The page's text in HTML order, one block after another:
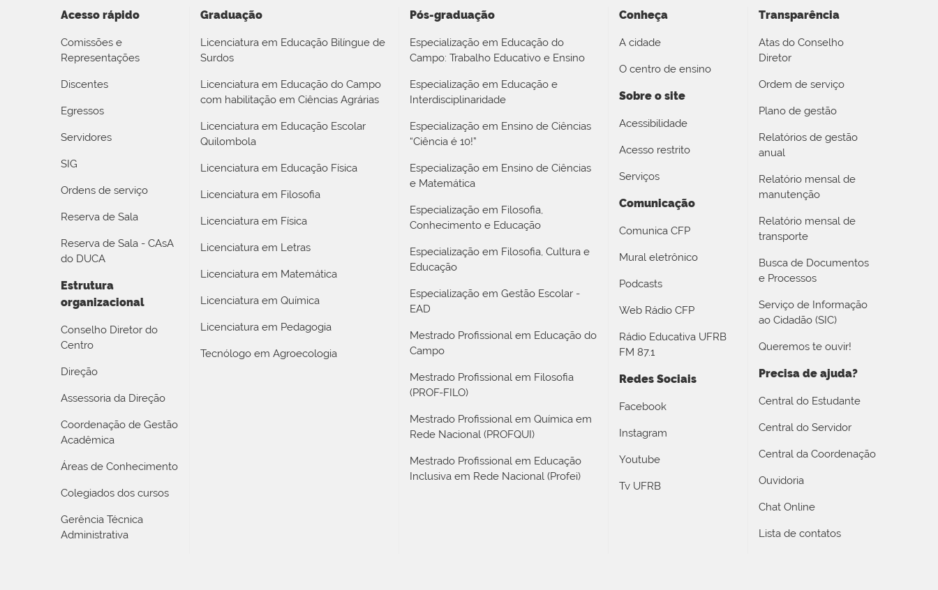
Acesso rápido
Comissões e
Representações
Discentes
Egressos
Servidores
SIG
Ordens de serviço
Reserva de Sala
Reserva de Sala - CAsA
do DUCA
Estrutura
organizacional
Conselho Diretor do
Centro
Direção
Assessoria da Direção
Coordenação de Gestão
Acadêmica
Áreas de Conhecimento
Colegiados dos cursos
Gerência Técnica
Administrativa
Graduação
Licenciatura em Educação Bilíngue de
Surdos
Licenciatura em Educação do Campo
com habilitação em Ciências Agrárias
Licenciatura em Educação Escolar
Quilombola
Licenciatura em Educação Física
Licenciatura em Filosofia
Licenciatura em Física
Licenciatura em Letras
Licenciatura em Matemática
Licenciatura em Química
Licenciatura em Pedagogia
Tecnólogo em Agroecologia
Pós-graduação
Especialização em Educação do
Campo: Trabalho Educativo e Ensino
Especialização em Educação e
Interdisciplinaridade
Especialização em Ensino de Ciências
“Ciência é 10!”
Especialização em Ensino de Ciências
e Matemática
Especialização em Filosofia,
Conhecimento e Educação
Especialização em Filosofia, Cultura e
Educação
Especialização em Gestão Escolar -
EAD
Mestrado Profissional em Educação do
Campo
Mestrado Profissional em Filosofia
(PROF-FILO)
Mestrado Profissional em Química em
Rede Nacional (PROFQUI)
Mestrado Profissional em Educação
Inclusiva em Rede Nacional (Profei)
Conheça
A cidade
O centro de ensino
Sobre o site
Acessibilidade
Acesso restrito
Serviços
Comunicação
Comunica CFP
Mural eletrônico
Podcasts
Web Rádio CFP
Rádio Educativa UFRB
FM 87.1
Redes Sociais
Facebook
Instagram
Youtube
Tv UFRB
Transparência
Atas do Conselho
Diretor
Ordem de serviço
Plano de gestão
Relatórios de gestão
anual
Relatório mensal de
manutenção
Relatório mensal de
transporte
Busca de Documentos
e Processos
Serviço de Informação
ao Cidadão (SIC)
Queremos te ouvir!
Precisa de ajuda?
Central do Estudante
Central do Servidor
Central da Coordenação
Ouvidoria
Chat Online
Lista de contatos